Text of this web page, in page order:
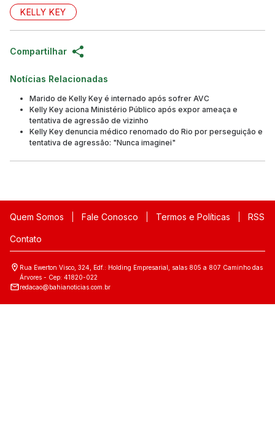
KELLY KEY
Compartilhar
Notícias Relacionadas
Marido de Kelly Key é internado após sofrer AVC
Kelly Key aciona Ministério Público após expor ameaça e
tentativa de agressão de vizinho
Kelly Key denuncia médico renomado do Rio por perseguição e
tentativa de agressão: "Nunca imaginei"
Quem Somos Fale Conosco Termos e Políticas RSS
Contato
Rua Ewerton Visco, 324, Edf.: Holding Empresarial, salas 805 a 807 Caminho das
Árvores - Cep: 41820-022
redacao@bahianoticias.com.br